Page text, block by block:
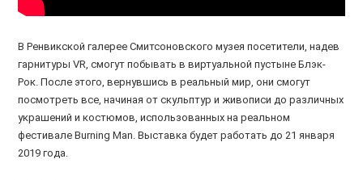
В Ренвикской галерее Смитсоновского музея посетители, надев
гарнитуры VR, смогут побывать в виртуальной пустыне Блэк-
Рок. После этого, вернувшись в реальный мир, они смогут
посмотреть все, начиная от скульптур и живописи до различных
украшений и костюмов, использованных на реальном
фестивале Burning Man. Выставка будет работать до 21 января
2019 года.